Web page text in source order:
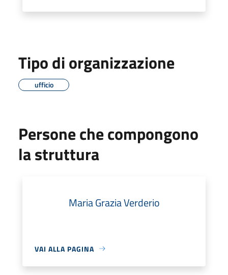
Tipo di organizzazione
ufficio
Persone che compongono
la struttura
Maria Grazia Verderio
VAI ALLA PAGINA